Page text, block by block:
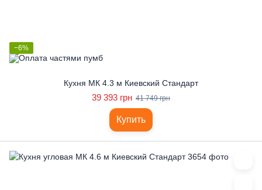
−6%
Кухня МК 4.3 м Киевский Стандарт
39 393 грн 41 749 грн
Купить